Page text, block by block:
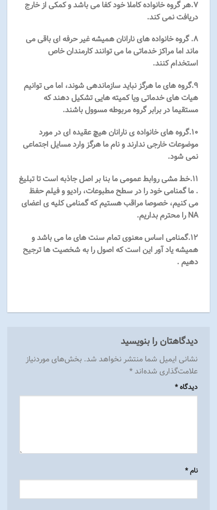
۷.هر گروه خانواده کاملا خود کفا می باشد و کمکی از خارج
دریافت نمی کند.
۸. گروه خانواده های نارانان همیشه غیر حرفه ای باقی می
ماند اما مراکز خدماتی ما می توانند کارمندان خاص
استخدام کنند.
۹.گروه های ما هرگز نباید سازماندهی شوند، اما می توانیم
هیات های خدماتی ویا کمیته هایی تشکیل دهند که
مستقیما در برابر گروه مربوطه مسوول باشند.
۱۰.گروه های خانواده ی نارانان هیچ عقیده ای در مورد
موضوعات خارجی ندارند و نام ما هرگز وارد مسایل اجتماعی
نمی شود.
۱۱.خط مشی روابط عمومی ما بنا بر اصل جاذبه است تا تبلیغ
. ما گمنامی خود را در سطح مطبوعات، رادیو و فیلم حفظ
می کنیم، خصوصا مراقب هستیم که گمنامی کلیه ی اعضای
NA را محترم بداریم.
۱۲.گمنامی اساس معنوی تمام سنت های ما می باشد و
همیشه یاد آور این است که اصول را به شخصیت ها ترجیح
دهیم .
دیدگاهتان را بنویسید
نشانی ایمیل شما منتشر نخواهد شد. بخش‌های موردنیاز
علامت‌گذاری شده‌اند *
دیدگاه*
نام*